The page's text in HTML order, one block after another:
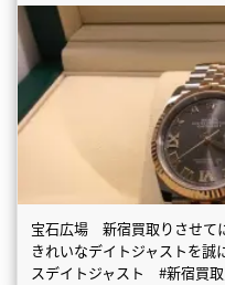
宝石広場 新宿買取りさせて
きれいなデイトジャストを
スデイトジャスト #新宿買